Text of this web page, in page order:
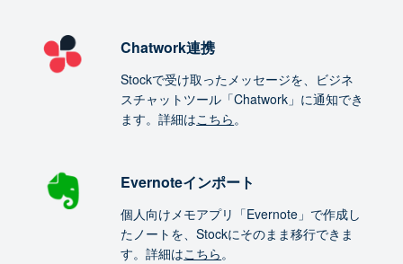
Chatwork連携
Stockで受け取ったメッセージを、ビジネ
スチャットツール「Chatwork」に通知でき
ます。詳細はこちら。
Evernoteインポート
個人向けメモアプリ「Evernote」で作成し
たノートを、Stockにそのまま移行できま
す。詳細はこちら。